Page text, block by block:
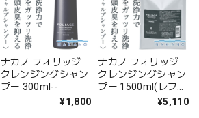
ナカノ フォリッジ
クレンジングシャン
プー 300ml--
¥1,800
ナカノ フォリッジ
クレンジングシャン
プー 1500ml(レフィ
¥5,110